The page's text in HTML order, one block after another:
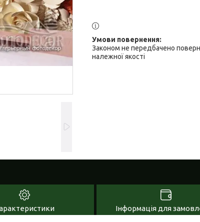
Законом не передбачено
належної якості
Інформація для